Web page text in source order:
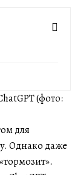
(фото:
для
Однако даже